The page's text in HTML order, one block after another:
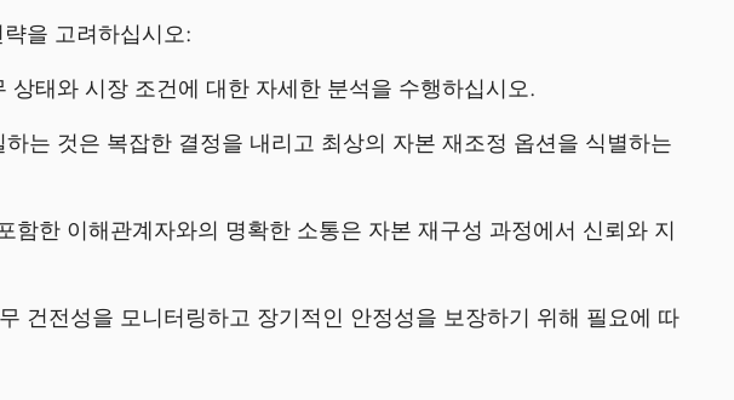
을 고려하십시오:
상태와 시장 조건에 대한 자세한 분석을 수행하십시오.
는 것은 복잡한 결정을 내리고 최상의 자본 재조정 옵션을 식별하는
함한 이해관계자와의 명확한 소통은 자본 재구성 과정에서 신뢰와 지
건전성을 모니터링하고 장기적인 안정성을 보장하기 위해 필요에 따